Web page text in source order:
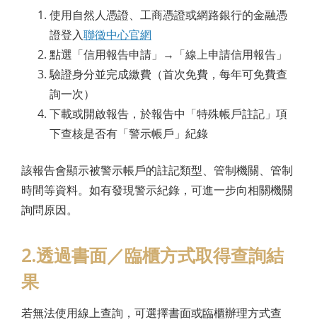
使用自然人憑證、工商憑證或網路銀行的金融憑
證登入聯徵中心官網
點選「信用報告申請」→「線上申請信用報告」
驗證身分並完成繳費（首次免費，每年可免費查
詢一次）
下載或開啟報告，於報告中「特殊帳戶註記」項
下查核是否有「警示帳戶」紀錄
該報告會顯示被警示帳戶的註記類型、管制機關、管制
時間等資料。如有發現警示紀錄，可進一步向相關機關
詢問原因。
2.透過書面／臨櫃方式取得查詢結
果
若無法使用線上查詢，可選擇書面或臨櫃辦理方式查